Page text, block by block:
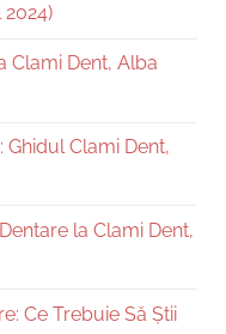
Clami Dent, Alba
Clami Dent,
la Clami Dent,
Ce Trebuie Să Știi